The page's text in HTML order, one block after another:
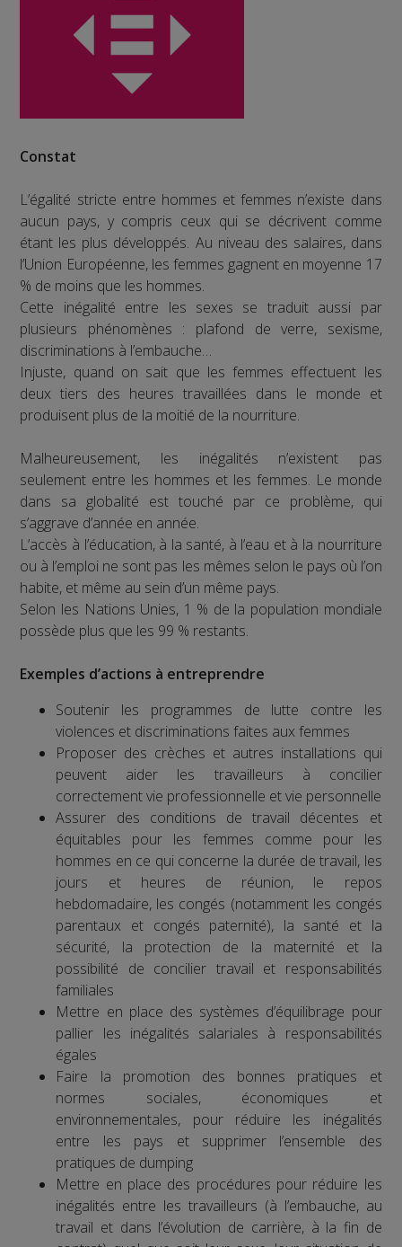
Constat
L’égalité stricte entre hommes et femmes n’existe dans
aucun pays, y compris ceux qui se décrivent comme
étant les plus développés. Au niveau des salaires, dans
l’Union Européenne, les femmes gagnent en moyenne 17
% de moins que les hommes.
Cette inégalité entre les sexes se traduit aussi par
plusieurs phénomènes : plafond de verre, sexisme,
discriminations à l’embauche…
Injuste, quand on sait que les femmes effectuent les
deux tiers des heures travaillées dans le monde et
produisent plus de la moitié de la nourriture.
Malheureusement, les inégalités n’existent pas
seulement entre les hommes et les femmes. Le monde
dans sa globalité est touché par ce problème, qui
s’aggrave d’année en année.
L’accès à l’éducation, à la santé, à l’eau et à la nourriture
ou à l’emploi ne sont pas les mêmes selon le pays où l’on
habite, et même au sein d’un même pays.
Selon les Nations Unies, 1 % de la population mondiale
possède plus que les 99 % restants.
Exemples d’actions à entreprendre
Soutenir les programmes de lutte contre les
violences et discriminations faites aux femmes
Proposer des crèches et autres installations qui
peuvent aider les travailleurs à concilier
correctement vie professionnelle et vie personnelle
Assurer des conditions de travail décentes et
équitables pour les femmes comme pour les
hommes en ce qui concerne la durée de travail, les
jours et heures de réunion, le repos
hebdomadaire, les congés (notamment les congés
parentaux et congés paternité), la santé et la
sécurité, la protection de la maternité et la
possibilité de concilier travail et responsabilités
familiales
Mettre en place des systèmes d’équilibrage pour
pallier les inégalités salariales à responsabilités
égales
Faire la promotion des bonnes pratiques et
normes sociales, économiques et
environnementales, pour réduire les inégalités
entre les pays et supprimer l’ensemble des
pratiques de dumping
Mettre en place des procédures pour réduire les
inégalités entre les travailleurs (à l’embauche, au
travail et dans l’évolution de carrière, à la fin de